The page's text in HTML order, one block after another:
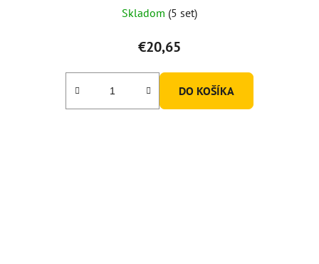
Skladom (5 set)
€20,65
DO KOŠÍKA